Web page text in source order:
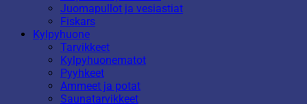
Juomapullot ja vesiastiat
Fiskars
Kylpyhuone
Tarvikkeet
Kylpyhuonematot
Pyyhkeet
Ammeet ja potat
Saunatarvikkeet